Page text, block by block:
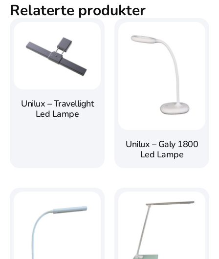
Relaterte produkter
Unilux – Travellight
Led Lampe
Unilux – Galy 1800
Led Lampe